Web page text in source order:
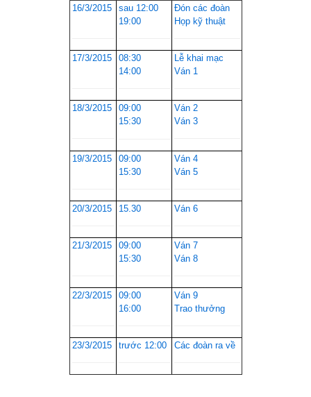
16/3/2015
sau 12:00
19:00
Đón các đoàn
Họp kỹ thuật
17/3/2015
08:30
14:00
Lễ khai mạc
Ván 1
18/3/2015
09:00
15:30
Ván 2
Ván 3
19/3/2015
09:00
15:30
Ván 4
Ván 5
20/3/2015 15.30 Ván 6
21/3/2015
09:00
15:30
Ván 7
Ván 8
22/3/2015
09:00
16:00
Ván 9
Trao thưởng
23/3/2015 trước 12:00 Các đoàn ra về